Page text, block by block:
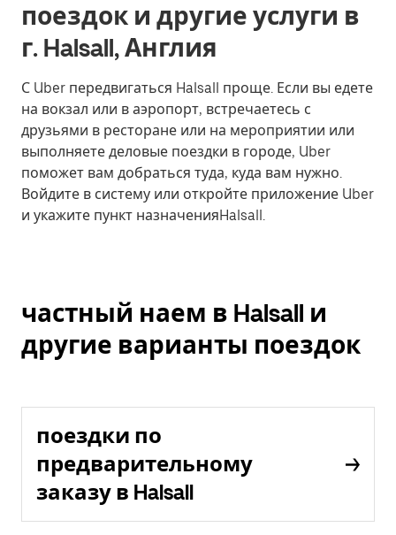
поездок и другие услуги в
г. Halsall, Англия
С Uber передвигаться Halsall проще. Если вы едете
на вокзал или в аэропорт, встречаетесь с
друзьями в ресторане или на мероприятии или
выполняете деловые поездки в городе, Uber
поможет вам добраться туда, куда вам нужно.
Войдите в систему или откройте приложение Uber
и укажите пункт назначенияHalsall.
частный наем в Halsall и
другие варианты поездок
поездки по
предварительному
заказу в Halsall